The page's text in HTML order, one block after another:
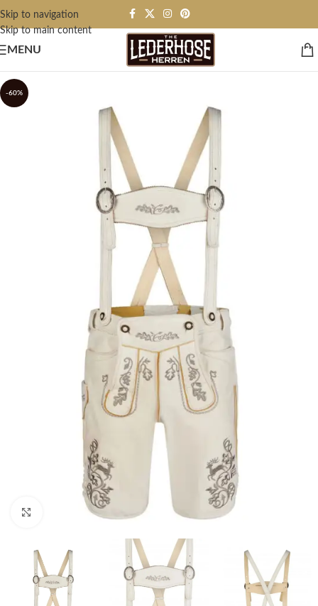
Skip to navigation
Skip to main content
MENU
-60%
Click to enlarge